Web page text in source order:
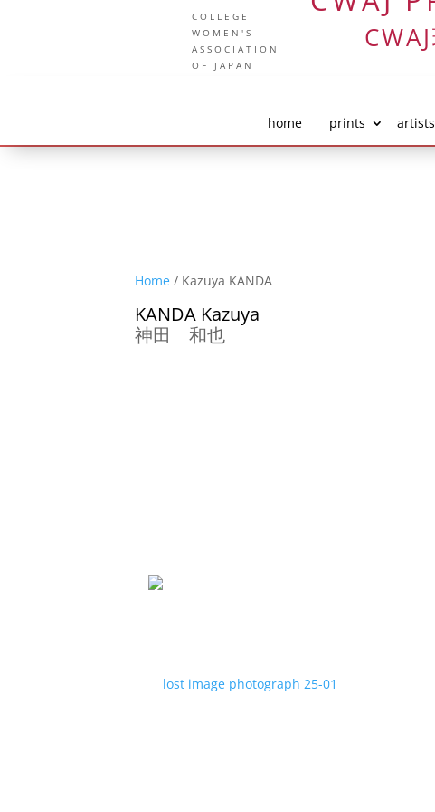
COLLEGE
WOMEN'S
ASSOCIATION
OF JAPAN
CWAJ
home prints artists
Home / Kazuya KANDA
KANDA Kazuya
神田 和也